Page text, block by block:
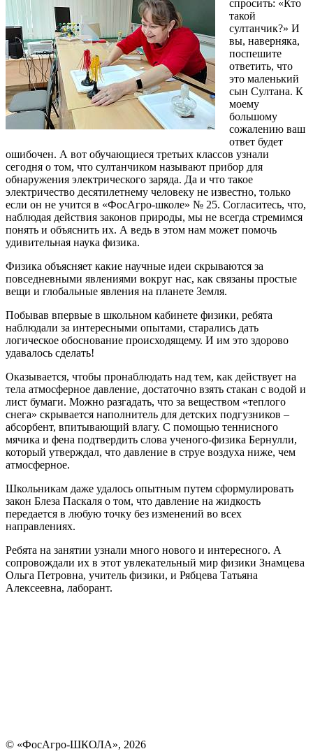
спросить: «Кто
такой
султанчик?» И
вы, наверняка,
поспешите
ответить, что
это маленький
сын Султана. К
моему
большому
сожалению ваш
ответ будет
ошибочен. А вот обучающиеся третьих классов узнали
сегодня о том, что султанчиком называют прибор для
обнаружения электрического заряда. Да и что такое
электричество десятилетнему человеку не известно, только
если он не учится в «ФосАгро-школе» № 25. Согласитесь, что,
наблюдая действия законов природы, мы не всегда стремимся
понять и объяснить их. А ведь в этом нам может помочь
удивительная наука физика.
Физика объясняет какие научные идеи скрываются за
повседневными явлениями вокруг нас, как связаны простые
вещи и глобальные явления на планете Земля.
Побывав впервые в школьном кабинете физики, ребята
наблюдали за интересными опытами, старались дать
логическое обоснование происходящему. И им это здорово
удавалось сделать!
Оказывается, чтобы пронаблюдать над тем, как действует на
тела атмосферное давление, достаточно взять стакан с водой и
лист бумаги. Можно разгадать, что за веществом «теплого
снега» скрывается наполнитель для детских подгузников –
абсорбент, впитывающий влагу. С помощью теннисного
мячика и фена подтвердить слова ученого-физика Бернулли,
который утверждал, что давление в струе воздуха ниже, чем
атмосферное.
Школьникам даже удалось опытным путем сформулировать
закон Блеза Паскаля о том, что давление на жидкость
передается в любую точку без изменений во всех
направлениях.
Ребята на занятии узнали много нового и интересного. А
сопровождали их в этот увлекательный мир физики Знамцева
Ольга Петровна, учитель физики, и Рябцева Татьяна
Алексеевна, лаборант.
© «ФосАгро-ШКОЛА», 2026